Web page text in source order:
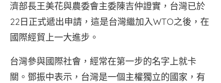
濟部長王美花與農委會主委陳吉仲證實，台灣已於
22日正式遞出申請，這是台灣繼加入WTO之後，在
國際經貿上一大進步。
台灣參與國際社會，經常在第一步的名字上就卡
關。鄧振中表示，台灣是一個主權獨立的國家，有